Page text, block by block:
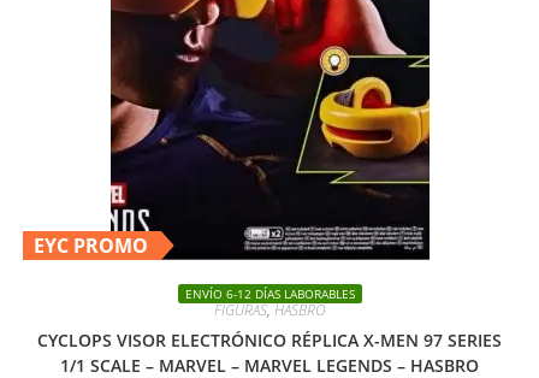
EYC PROMO
ENVÍO 6-12 DÍAS LABORABLES
FIGURAS,HASBRO
CYCLOPS VISOR ELECTRÓNICO RÉPLICA X-MEN 97 SERIES
1/1 SCALE – MARVEL – MARVEL LEGENDS – HASBRO